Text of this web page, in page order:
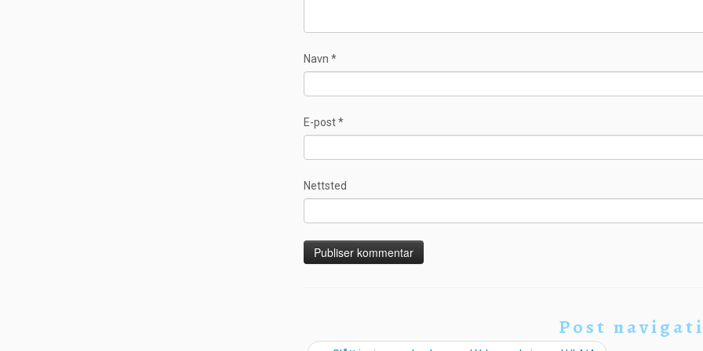
Navn *
E-post*
Nettsted
Post